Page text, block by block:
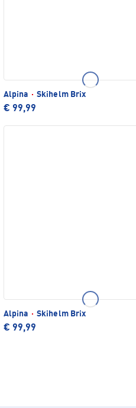
Alpina · Skihelm Brix
€ 99,99
Alpina · Skihelm Brix
€ 99,99